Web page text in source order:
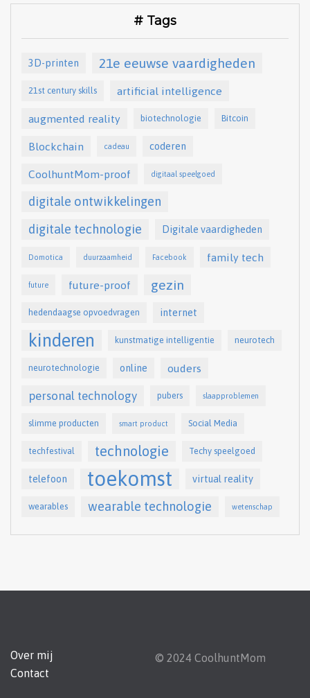
# Tags
3D-printen 21e eeuwse vaardigheden
21st century skills artificial intelligence
augmented reality biotechnologie Bitcoin
Blockchain cadeau coderen
CoolhuntMom-proof digitaal speelgoed
digitale ontwikkelingen
digitale technologie
Digitale vaardigheden
Domotica duurzaamheid Facebook family tech
future future-proof gezin
hedendaagse opvoedvragen internet
kinderen kunstmatige intelligentie neurotech
neurotechnologie online ouders
personal technology pubers slaapproblemen
slimme producten smart product Social Media
techfestival technologie Techy speelgoed
telefoon toekomst virtual reality
wearables wearable technologie wetenschap
Over mij
Contact
© 2024 CoolhuntMom